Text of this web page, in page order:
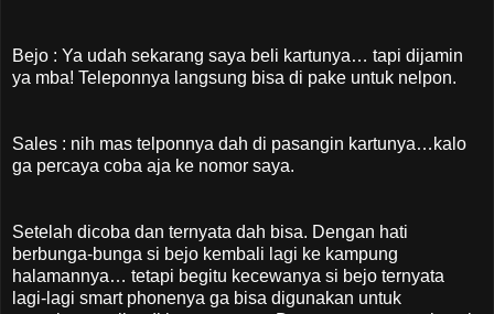
Bejo : Ya udah sekarang saya beli kartunya… tapi dijamin
ya mba! Teleponnya langsung bisa di pake untuk nelpon.
Sales : nih mas telponnya dah di pasangin kartunya…kalo
ga percaya coba aja ke nomor saya.
Setelah dicoba dan ternyata dah bisa. Dengan hati
berbunga-bunga si bejo kembali lagi ke kampung
halamannya… tetapi begitu kecewanya si bejo ternyata
lagi-lagi smart phonenya ga bisa digunakan untuk